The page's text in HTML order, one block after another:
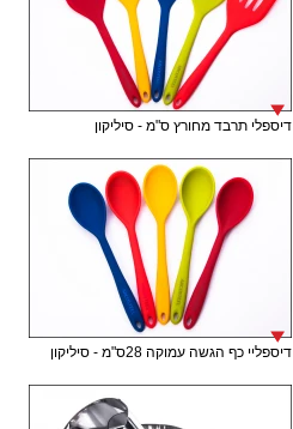
דיספלי תרבד מחורץ ס"מ - סיליקון
דיספליי כף הגשה עמוקה 28ס"מ - סיליקון